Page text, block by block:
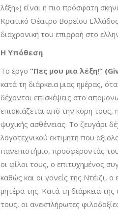
λέξη») είναι η πιο πρόσφατη
Κρατικό Θέατρο Βορείου
διαχρονική του επιρροή στο
Η Υπόθεση
Το έργο “Πες μου μια λέξη!”
κατά τη διάρκεια μιας ημέρας,
δέχονται επισκέψεις στο
επισκιάζεται από την κόρη
ψυχικής ασθένειας. Το ζευγάρι
λογοτεχνικού εκτιμητή που
πανεπιστήμιο, προσφέροντάς
οι φίλοι τους, ο επιτυχημένος
καθώς και οι γονείς της Ντέιζι,
μητέρα της. Κατά τη διάρκεια
τους, οι ανεκπλήρωτες